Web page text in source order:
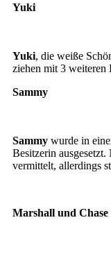
Yuki
Yuki, die weiße
ziehen mit 3 weiteren
Sammy
Sammywurde in
Besitzerin ausgesetzt.
vermittelt, allerdings
Marshall und Chase